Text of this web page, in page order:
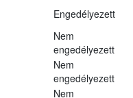
Engedélyezett
Nem
engedélyezett
Nem
engedélyezett
Nem